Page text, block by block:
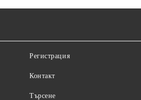
Регистрация
Контакт
Търсене